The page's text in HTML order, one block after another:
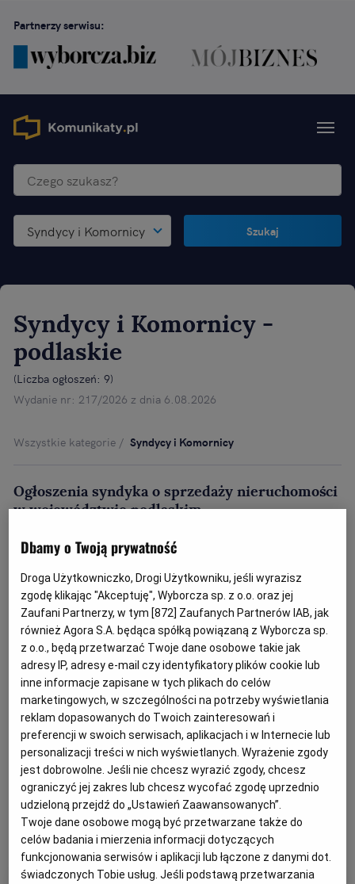
Partnerzy serwisu:
Syndycy i Komornicy Szukaj
Syndycy i Komornicy -
podlaskie
(Liczba ogłoszeń: 9)
Wydanie nr: 217/2026 z dnia 6.08.2026
Wszystkie kategorie Syndycy i Komornicy
Ogłoszenia syndyka o sprzedaży nieruchomości
w województwie podlaskim
Kompletna baza sprawdzonych licytacji komorniczych w
województwie podlaskim.
Znajdziesz tu zawsze aktualną i najszerszą dostępną
ofertę online pochodzącą od komorników i syndyków.
Poznaj atrakcyjne licytacje komornicze w województwie
podlaskim.
Rozwiń dalej...
Dbamy o Twoją prywatność
Droga Użytkowniczko, Drogi Użytkowniku, jeśli wyrazisz
zgodę klikając "Akceptuję", Wyborcza sp. z o.o. oraz jej
Zaufani Partnerzy, w tym [872] Zaufanych Partnerów IAB, jak
również Agora S.A. będąca spółką powiązaną z Wyborcza sp.
z o.o., będą przetwarzać Twoje dane osobowe takie jak
adresy IP, adresy e-mail czy identyfikatory plików cookie lub
inne informacje zapisane w tych plikach do celów
marketingowych, w szczególności na potrzeby wyświetlania
reklam dopasowanych do Twoich zainteresowań i
preferencji w swoich serwisach, aplikacjach i w Internecie lub
personalizacji treści w nich wyświetlanych. Wyrażenie zgody
jest dobrowolne. Jeśli nie chcesz wyrazić zgody, chcesz
ograniczyć jej zakres lub chcesz wycofać zgodę uprzednio
udzieloną przejdź do „Ustawień Zaawansowanych”.
Twoje dane osobowe mogą być przetwarzane także do
celów badania i mierzenia informacji dotyczących
funkcjonowania serwisów i aplikacji lub łączone z danymi dot.
świadczonych Tobie usług. Jeśli podstawą przetwarzania